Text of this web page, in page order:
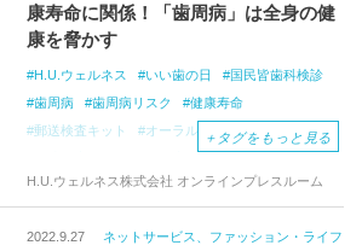
康寿命に関係！「歯周病」は全身の健
康を脅かす
H.U.ウェルネス いい歯の日
国民皆歯科検診
歯周病
歯周病リスク
健康寿命
郵送検査キット
オーラルフレイル
歯科健診
アルツハイマー認知症
糖尿病
心筋梗塞
歯周病リスク検査
＋ タグをもっと見る
H.U.ウェルネス株式会社 オンラインプレスルーム
2022.9.27
ネットサービス、ファッション・ライフ